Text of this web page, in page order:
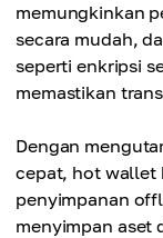
memungkinkan
secara mudah,
seperti enkripsi
memastikan
Dengan
cepat, hot wallet
penyimpanan
menyimpan aset